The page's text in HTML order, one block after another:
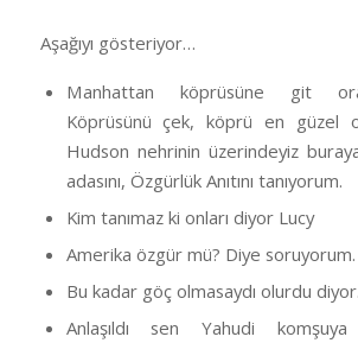
Aşağıyı gösteriyor…
Manhattan köprüsüne git
Köprüsünü çek, köprü en güzel
Hudson nehrinin üzerindeyiz
adasını, Özgürlük Anıtını tanıyorum.
Kim tanımaz ki onları diyor Lucy
Amerika özgür mü? Diye soruyorum.
Bu kadar göç olmasaydı olurdu diyor.
Anlaşıldı sen Yahudi